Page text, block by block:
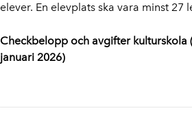
elever. En elevplats ska vara minst 27
Checkbelopp och avgifter kulturskola
januari 2026)